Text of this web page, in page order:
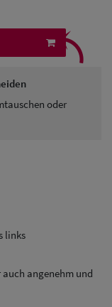
oder
⤹
links
angenehm und